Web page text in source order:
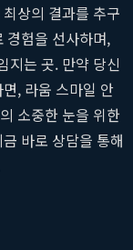
상의 결과를 추구
경험을 선사하며,
지는 곳. 만약 당신
, 라움 스마일 안
소중한 눈을 위한
바로 상담을 통해